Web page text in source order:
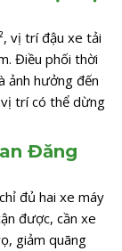
vị trí đậu xe tải
Điều phối thời
ảnh hưởng đến
trí có thể dừng
Đăng
đủ hai xe máy
được, cần xe
giảm quãng